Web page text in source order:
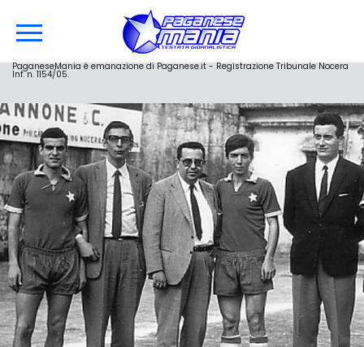
PaganeseMania è emanazione di Paganese.it - Registrazione Tribunale Nocera
Inf. n. 1154/05.